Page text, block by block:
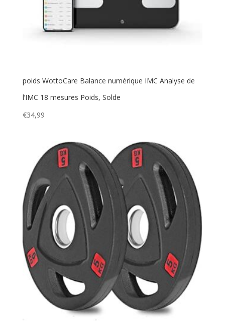
poids WottoCare Balance numérique IMC Analyse de
l’IMC 18 mesures Poids, Solde
€34,99